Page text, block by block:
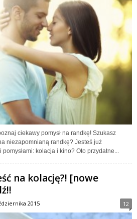
ciekawy pomysł na randkę! Szukasz
niezapomnianą randkę? Jesteś już
kolacja i kino? Oto przydatne...
na kolację?! [nowe
2015 12